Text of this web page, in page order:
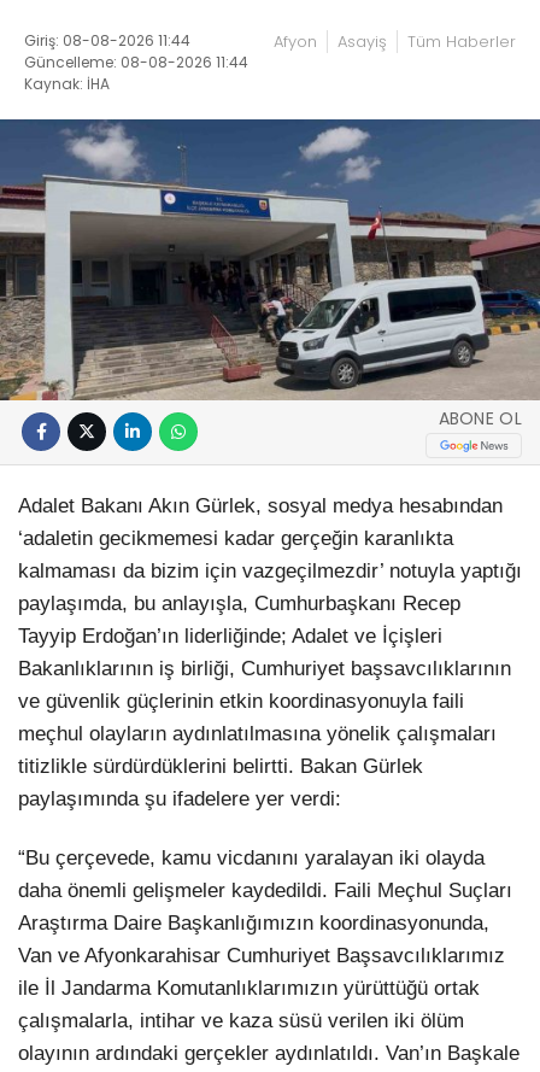
Giriş: 08-08-2026 11:44
Güncelleme: 08-08-2026 11:44
Kaynak: İHA
Afyon Asayiş Tüm Haberler
ABONE OL
Adalet Bakanı Akın Gürlek, sosyal medya hesabından
‘adaletin gecikmemesi kadar gerçeğin karanlıkta
kalmaması da bizim için vazgeçilmezdir’ notuyla yaptığı
paylaşımda, bu anlayışla, Cumhurbaşkanı Recep
Tayyip Erdoğan’ın liderliğinde; Adalet ve İçişleri
Bakanlıklarının iş birliği, Cumhuriyet başsavcılıklarının
ve güvenlik güçlerinin etkin koordinasyonuyla faili
meçhul olayların aydınlatılmasına yönelik çalışmaları
titizlikle sürdürdüklerini belirtti. Bakan Gürlek
paylaşımında şu ifadelere yer verdi:
“Bu çerçevede, kamu vicdanını yaralayan iki olayda
daha önemli gelişmeler kaydedildi. Faili Meçhul Suçları
Araştırma Daire Başkanlığımızın koordinasyonunda,
Van ve Afyonkarahisar Cumhuriyet Başsavcılıklarımız
ile İl Jandarma Komutanlıklarımızın yürüttüğü ortak
çalışmalarla, intihar ve kaza süsü verilen iki ölüm
olayının ardındaki gerçekler aydınlatıldı. Van’ın Başkale